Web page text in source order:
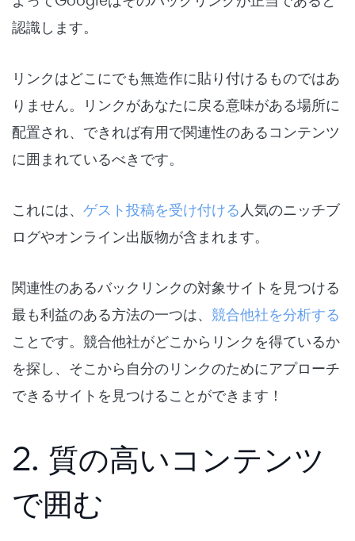
認識します。
リンクはどこにでも無造作に貼り付けるものではあ
りません。リンクがあなたに戻る意味がある場所に
配置され、できれば有用で関連性のあるコンテンツ
に囲まれているべきです。
これには、 ゲスト投稿を受け付ける人気のニッチブ
ログやオンライン出版物が含まれます。
関連性のあるバックリンクの対象サイトを見つける
最も利益のある方法の一つは、 競合他社を分析する
ことです。競合他社がどこからリンクを得ているか
を探し、そこから自分のリンクのためにアプローチ
できるサイトを見つけることができます！
2. 質の高いコンテンツ
で囲む